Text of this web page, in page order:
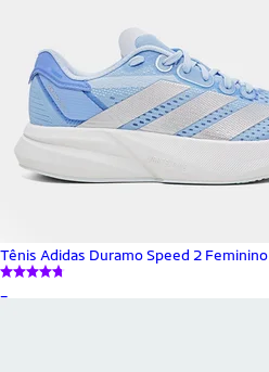
Tênis Adidas Duramo Speed 2 Feminino